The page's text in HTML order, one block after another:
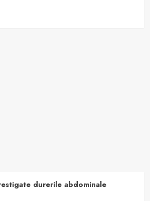
durerile abdominale